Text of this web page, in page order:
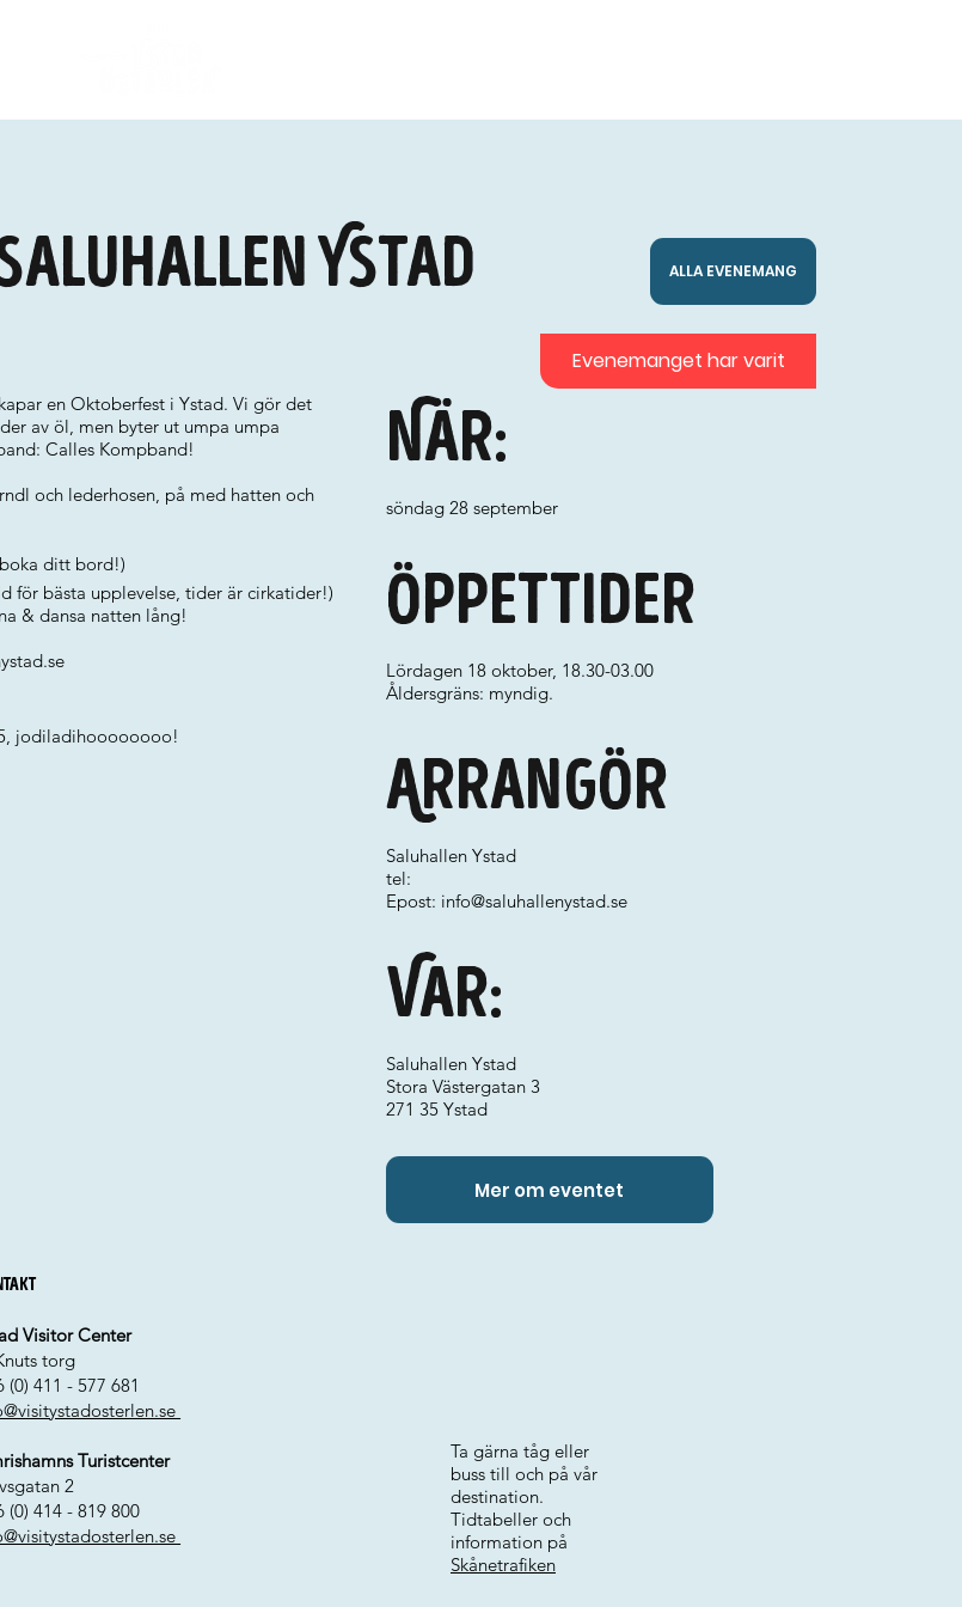
Ystad ALLA EVENEMANG
en Oktoberfest i Ystad. Vi gör det
av öl, men byter ut umpa umpa
Calles Kompband!
och lederhosen, på med hatten och
ditt bord!)
för bästa upplevelse, tider är cirkatider!)
& dansa natten lång!
jodiladihoooooooo!
När:
söndag 28 september
Var:
Arrangör
Saluhallen Ystad
tel:
Epost: info@saluhallenystad.se
Saluhallen Ystad
Stora Västergatan 3
271 35 Ystad
Öppettider
Lördagen 18 oktober, 18.30-03.00
Åldersgräns: myndig.
Mer om eventet
Evenemanget har varit
Visitor Center
torg
(0) 411 - 577 681
Turistcenter
2
(0) 414 - 819 800
Ta gärna tåg eller
buss till och på vår
destination.
Tidtabeller och
information på
Skånetrafiken